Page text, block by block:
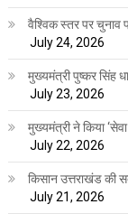
वैश्विक स्तर पर चुनाव
July 24, 2026
मुख्यमंत्री पुष्कर सिंह
July 23, 2026
मुख्यमंत्री ने किया
July 22, 2026
किसान उत्तराखंड की
July 21, 2026